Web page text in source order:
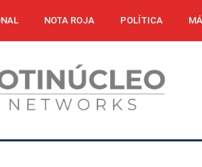
NOTA ROJA POLÍTICA